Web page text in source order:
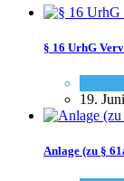
§ 16 UrhG
19.
Anlage (zu §